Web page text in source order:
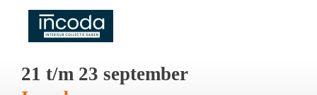
21 t/m 23 september